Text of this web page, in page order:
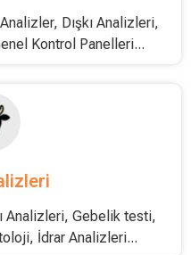
Dışkı Analizleri,
Kontrol Panelleri...
Analizleri, Gebelik testi,
İdrar Analizleri...